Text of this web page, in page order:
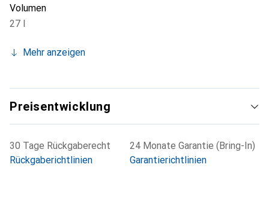
Volumen
27 l
Mehr anzeigen
Preisentwicklung
30 Tage Rückgaberecht
Rückgaberichtlinien
24 Monate Garantie (Bring-In)
Garantierichtlinien